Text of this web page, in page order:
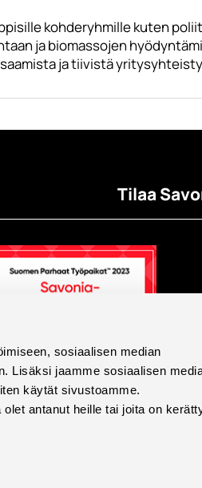
sosiaalisen median
Lisäksi jaamme sosiaalisen
käytät sivustoamme.
antanut heille tai joita on
kohderyhmille kuten
ja biomassojen
ja tiivistä
Tilaa